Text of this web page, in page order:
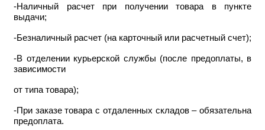
-Наличный расчет при получении товара в пункте
выдачи;
-Безналичный расчет (на карточный или расчетный счет);
-В отделении курьерской службы (после предоплаты, в
зависимости
от типа товара);
-При заказе товара с отдаленных складов – обязательна
предоплата.